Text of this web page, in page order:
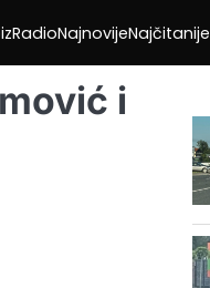
RadioNajnovijeNajčitanije
i